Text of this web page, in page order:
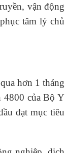
vận động
tâm lý chủ
hơn 1 tháng
4800 của Bộ Y
đạt mục tiêu